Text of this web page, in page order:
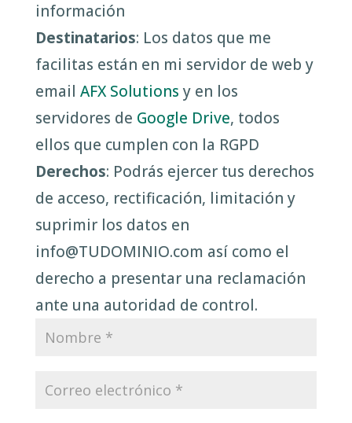
información
Destinatarios: Los datos que me
facilitas están en mi servidor de web y
email AFX Solutions y en los
servidores de Google Drive, todos
ellos que cumplen con la RGPD
Derechos: Podrás ejercer tus derechos
de acceso, rectificación, limitación y
suprimir los datos en
info@TUDOMINIO.com así como el
derecho a presentar una reclamación
ante una autoridad de control.